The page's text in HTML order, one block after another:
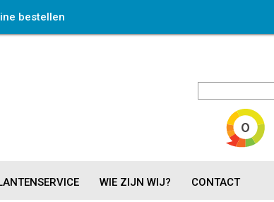
bestellen
WIE ZIJN WIJ? CONTACT